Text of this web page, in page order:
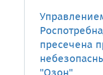
пресечена